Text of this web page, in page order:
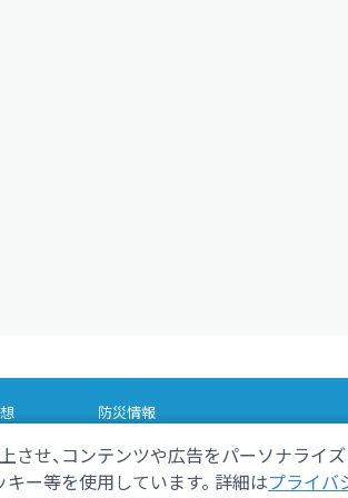
せ、コンテンツや広告をパーソナライ
ー等を使用しています。 詳細はプライバ
防災情報
テレビ寺子屋
ム しずおかバカ売れの法則